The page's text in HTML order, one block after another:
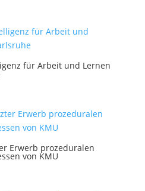
für Arbeit und Lernen
Erwerb prozeduralen
von KMU